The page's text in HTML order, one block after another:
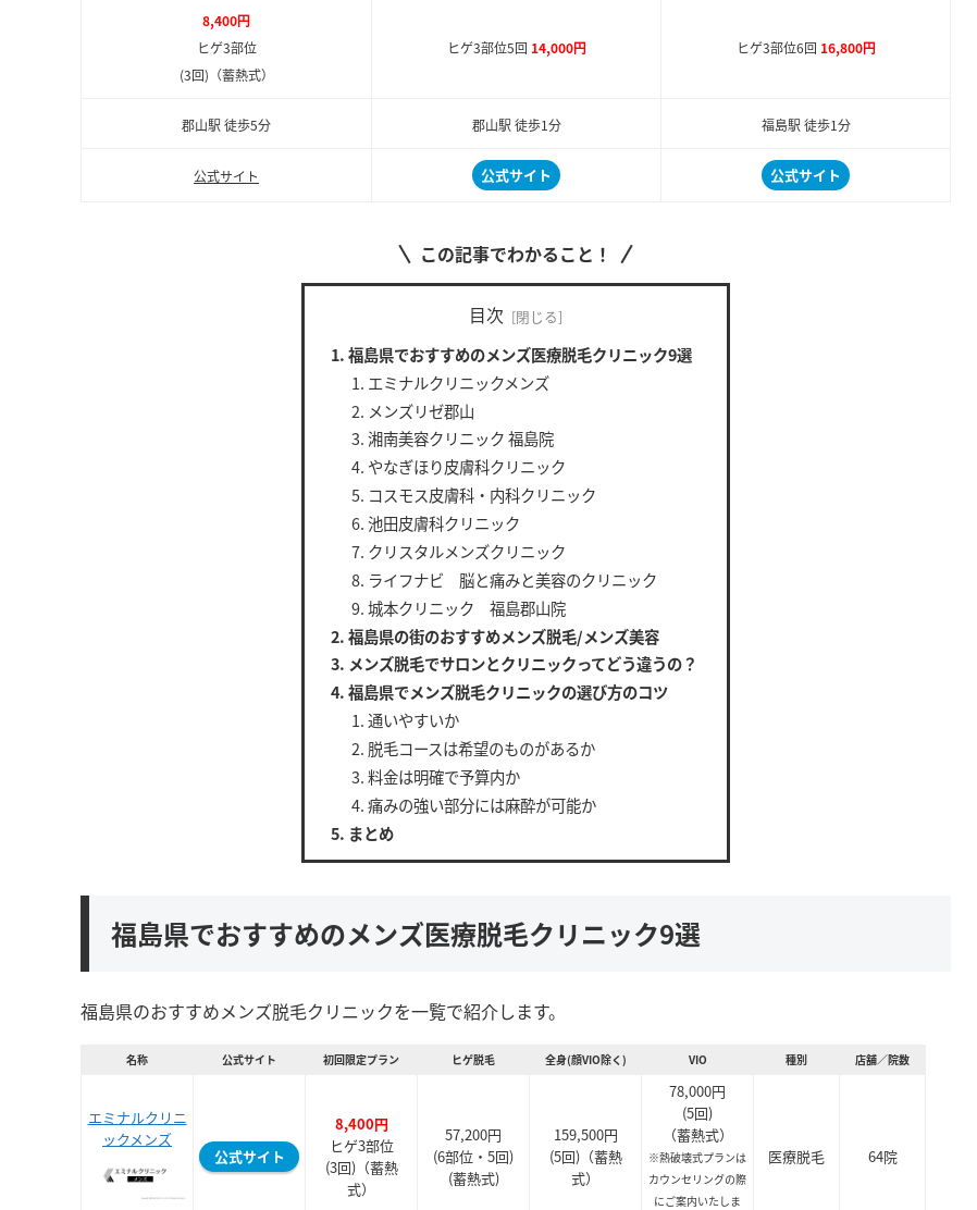
8,400円
ヒゲ3部位
(3回)（蓄熱式）
ヒゲ3部位5回 14,000円 ヒゲ3部位6回 16,800円
郡山駅 徒歩5分 郡山駅 徒歩1分 福島駅 徒歩1分
公式サイト 公式サイト 公式サイト
この記事でわかること！
目次
福島県でおすすめのメンズ医療脱毛クリニック9選
エミナルクリニックメンズ
メンズリゼ郡山
湘南美容クリニック 福島院
やなぎほり皮膚科クリニック
コスモス皮膚科・内科クリニック
池田皮膚科クリニック
クリスタルメンズクリニック
ライフナビ 脳と痛みと美容のクリニック
城本クリニック 福島郡山院
福島県の街のおすすめメンズ脱毛/メンズ美容
メンズ脱毛でサロンとクリニックってどう違うの？
福島県でメンズ脱毛クリニックの選び方のコツ
通いやすいか
脱毛コースは希望のものがあるか
料金は明確で予算内か
痛みの強い部分には麻酔が可能か
まとめ
福島県でおすすめのメンズ医療脱毛クリニック9選
福島県のおすすめメンズ脱毛クリニックを一覧で紹介します。
名称 公式サイト 初回限定プラン ヒゲ脱毛 全身(顔VIO除く) VIO 種別 店舗／院数
エミナルクリニ
ックメンズ
公式サイト
8,400円
ヒゲ3部位
(3回)（蓄熱
式）
57,200円
(6部位・5回)
(蓄熱式)
159,500円
(5回)（蓄熱
式）
78,000円
(5回)
（蓄熱式）
※熱破壊式プランは
カウンセリングの際
にご案内いたしま
医療脱毛 64院